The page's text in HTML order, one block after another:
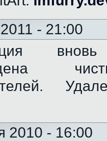
- 21:00
2010 - 16:00